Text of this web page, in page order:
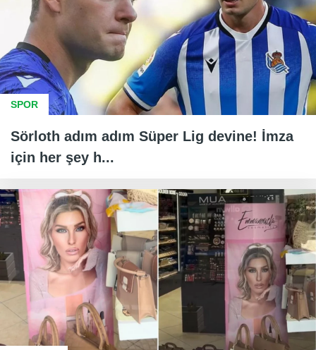
SPOR
Sörloth adım adım Süper Lig devine! İmza
için her şey h...